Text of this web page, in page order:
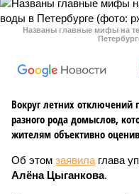
Названы главные мифы на
Вокруг летних отключений
разного рода домыслов,
жителям объективно
Об этом заявила глава
Алёна Цыганкова.